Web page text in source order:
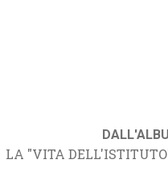
LA "VITA